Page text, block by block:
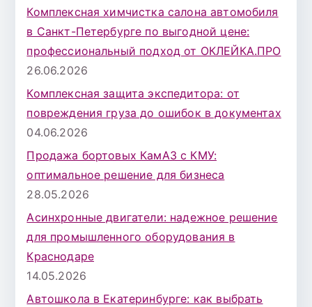
Комплексная химчистка салона автомобиля
в Санкт-Петербурге по выгодной цене:
профессиональный подход от ОКЛЕЙКА.ПРО
26.06.2026
Комплексная защита экспедитора: от
повреждения груза до ошибок в документах
04.06.2026
Продажа бортовых КамАЗ с КМУ:
оптимальное решение для бизнеса
28.05.2026
Асинхронные двигатели: надежное решение
для промышленного оборудования в
Краснодаре
14.05.2026
Автошкола в Екатеринбурге: как выбрать